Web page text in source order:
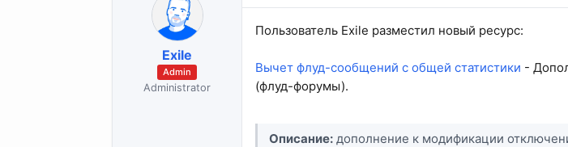
Exile
Admin
Administrator
Пользователь Exile разместил новый ресурс:
Вычет флуд-сообщений с общей статистики -
(флуд-форумы).
Описание: дополнение к модификации